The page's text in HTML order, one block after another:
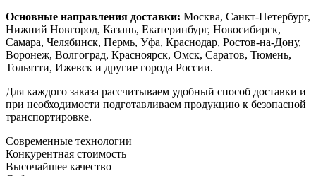
Основные направления доставки: Москва, Санкт-Петербург,
Нижний Новгород, Казань, Екатеринбург, Новосибирск,
Самара, Челябинск, Пермь, Уфа, Краснодар, Ростов-на-Дону,
Воронеж, Волгоград, Красноярск, Омск, Саратов, Тюмень,
Тольятти, Ижевск и другие города России.
Для каждого заказа рассчитываем удобный способ доставки и
при необходимости подготавливаем продукцию к безопасной
транспортировке.
Современные технологии
Конкурентная стоимость
Высочайшее качество